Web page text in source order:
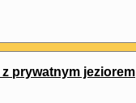
prywatnym jeziorem